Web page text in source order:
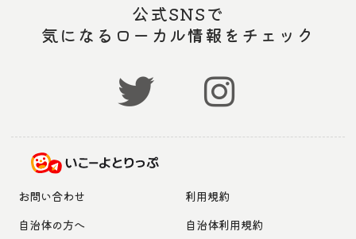
公式SNSで
気になるローカル情報をチェック
お問い合わせ
利用規約
自治体の方へ
自治体利用規約